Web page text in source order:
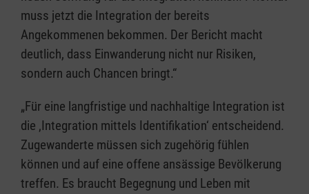
muss jetzt die Integration der bereits
Angekommenen bekommen. Der Bericht macht
deutlich, dass Einwanderung nicht nur Risiken,
sondern auch Chancen bringt.“
„Für eine langfristige und nachhaltige Integration ist
die ‚Integration mittels Identifikation‘ entscheidend.
Zugewanderte müssen sich zugehörig fühlen
können und auf eine offene ansässige Bevölkerung
treffen. Es braucht Begegnung und Leben mit